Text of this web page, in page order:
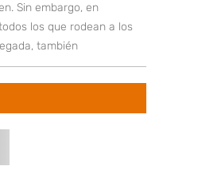
Sin embargo, en
los que rodean a los
también